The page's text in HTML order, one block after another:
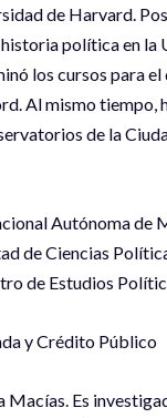
de Harvard.
política en la
los cursos para
Al mismo tiempo,
de la
Autónoma de
de Ciencias
de Estudios
y Crédito Público
Es